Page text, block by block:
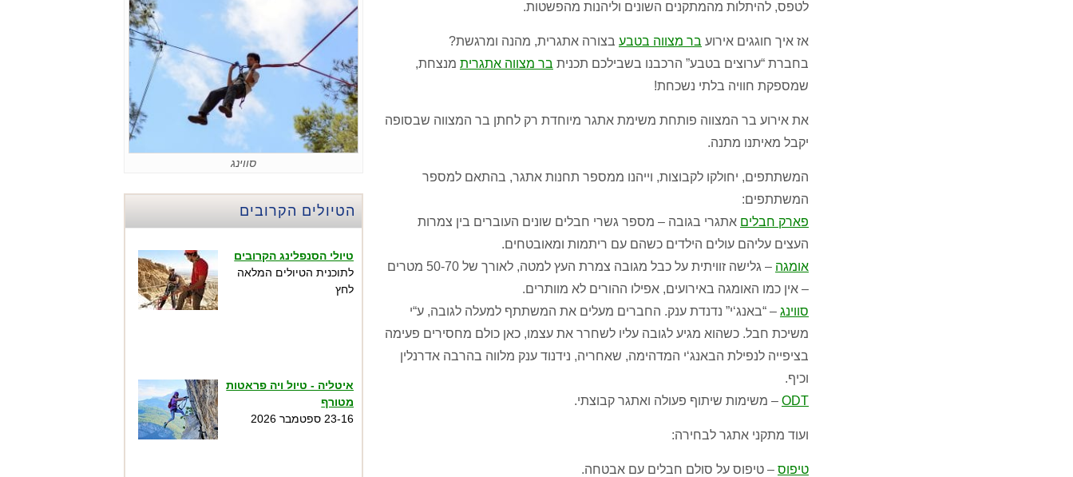
סווינג
הטיולים הקרובים
טיולי הסנפלינג הקרובים
לתוכנית הטיולים המלאה
לחץ
איטליה - טיול ויה פראטות
מטורף
23-16 ספטמבר 2026
לטפס,להיתלות מהמתקנים השונים וליהנות מהפשטות.
אז איך חוגגים אירוע בר מצווה בטבע בצורה אתגרית, מהנה ומרגשת?
בחברת“ערוצים בטבע” הרכבנו בשבילכם תכנית בר מצווה אתגרית מנצחת,
שמספקת חוויה בלתי נשכחת!
את אירוע בר המצווה פותחת משימת אתגר מיוחדת רק לחתן בר המצווה שבסופה
יקבל מאיתנו מתנה.
המשתתפים, יחולקו לקבוצות, וייהנו ממספר תחנות אתגר, בהתאם למספר
המשתתפים:
פארק חבלים אתגרי בגובה – מספר גשרי חבלים שונים העוברים בין צמרות
העצים עליהם עולים הילדים כשהם עם ריתמות ומאובטחים.
אומגה – גלישה זוויתית על כבל מגובה צמרת העץ למטה,לאורך של50-70 מטרים
–אין כמו האומגה באירועים,אפילו ההורים לא מוותרים.
סווינג –
“באנג‘י” נדנדת ענק. החברים מעלים את המשתתף למעלה לגובה,ע“י
משיכת חבל.כשהוא מגיע לגובה עליו לשחרר את עצמו,כאן כולם מחסירים פעימה
בציפייה לנפילת הבאנג‘י המדהימה, שאחריה, נידנוד ענק מלווה בהרבה אדרנלין
וכיף.
ODT
– משימות שיתוף פעולה ואתגר קבוצתי.
ועוד מתקני אתגר לבחירה:
טיפוס – טיפוס על סולם חבלים עם אבטחה.